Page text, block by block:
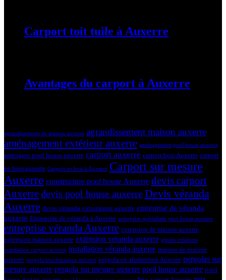
Carport toit tuile à Auxerre
Avantages du carport à Auxerre
agrandissement de maison auxerre agrandissement maison auxerre
aménagement extérieur auxerre aménagement pool house auxerre
aménager pool house auxerre carport auxerre carport bois Auxerre carport
en bois auxerre Carport en bois à Auxerre Carport sur mesure
Auxerre construction pool house Auxerre devis carport
Auxerredevis pool house auxerreDevis véranda
Auxerre devis véranda victorienne auxerre entreprise de véranda
auxerre Entreprise de véranda à Auxerre entreprise spécialisée pool house auxerre
entreprise véranda Auxerre extension de maison auxerre
extension maison auxerre extension veranda auxerre géniès créations
installation carport auxerre installation véranda auxerre maison de piscine
auxerre pergola bioclimatique auxerre pergola en aluminium Auxerre pergolas sur
mesure auxerre pergola sur mesure auxerre pool house auxerre pool